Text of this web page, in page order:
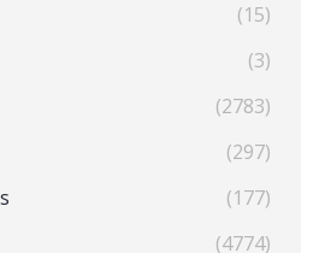
(15)
(3)
(2783)
(297)
(177)
(4774)